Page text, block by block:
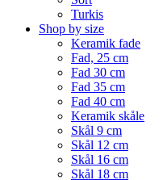
Turkis
Shop by size
Keramik fade
Fad, 25 cm
Fad 30 cm
Fad 35 cm
Fad 40 cm
Keramik skåle
Skål 9 cm
Skål 12 cm
Skål 16 cm
Skål 18 cm